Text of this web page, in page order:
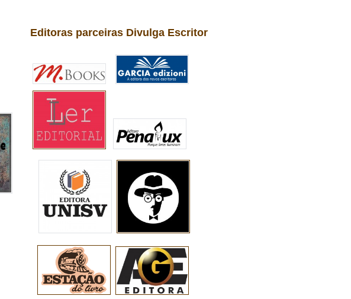
Editoras parceiras Divulga Escritor